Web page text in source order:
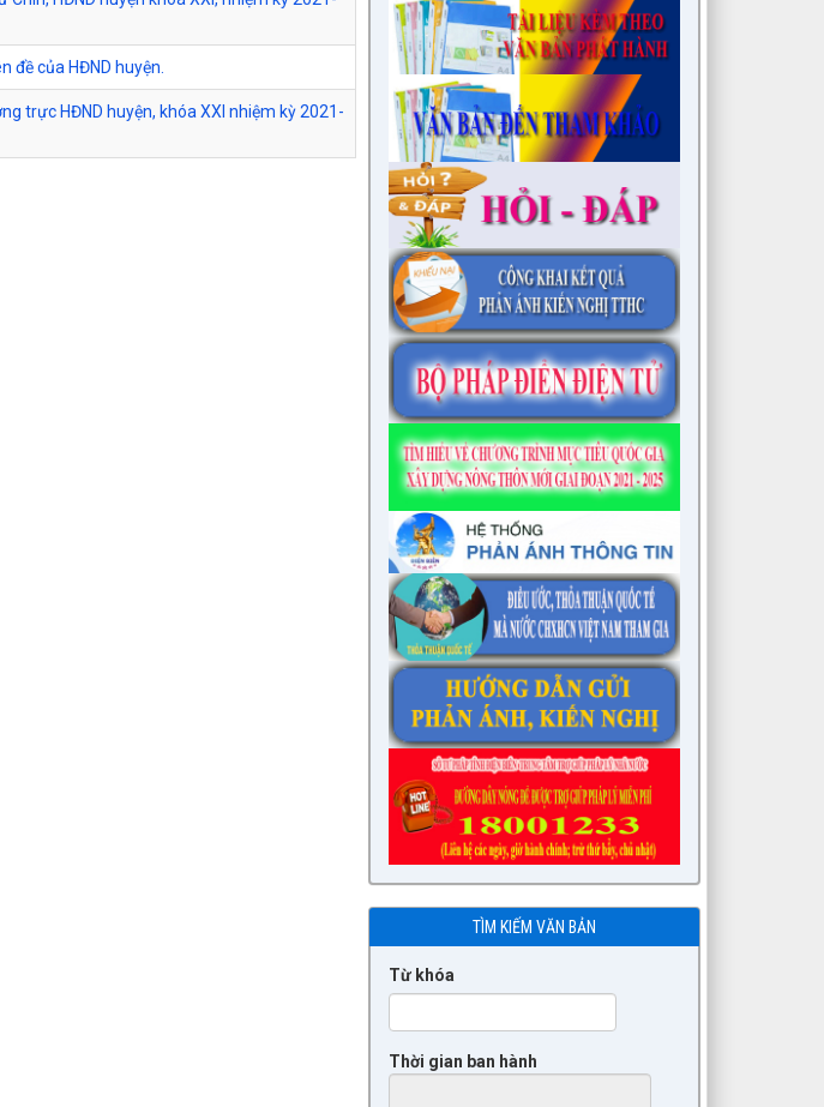
đề của HĐND huyện.
trực HĐND huyện, khóa XXI nhiệm kỳ 2021-
TÌM KIẾM VĂN BẢN
Từ khóa
Thời gian ban hành